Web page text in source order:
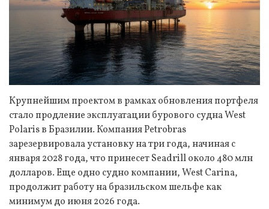
Крупнейшим проектом в рамках обновления портфеля
стало продление эксплуатации бурового судна West
Polaris в Бразилии. Компания Petrobras
зарезервировала установку на три года, начиная с
января 2028 года, что принесет Seadrill около 480 млн
долларов. Еще одно судно компании, West Carina,
продолжит работу на бразильском шельфе как
минимум до июня 2026 года.